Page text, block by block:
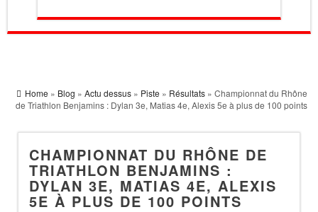
Home » Blog » Actu dessus » Piste » Résultats » Championnat du Rhône
de Triathlon Benjamins : Dylan 3e, Matias 4e, Alexis 5e à plus de 100 points
CHAMPIONNAT DU RHÔNE DE
TRIATHLON BENJAMINS :
DYLAN 3E, MATIAS 4E, ALEXIS
5E À PLUS DE 100 POINTS